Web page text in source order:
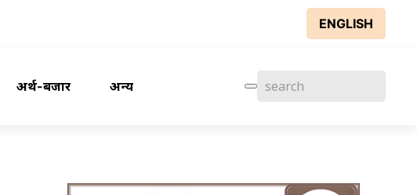
ENGLISH
अर्थ-बजार अन्य